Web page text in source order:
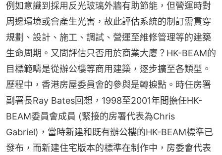
例如意識到採用反光玻璃外牆有助節能，但營運時對
周邊環境或會產生光害，故此評估系統的制訂需貫穿
規劃、設計、施工、調試、營運至維修管理等的建築
生命周期。又問評估只否用於商業大廈？HK-BEAM的
目標範疇是從辦公樓等商用建築，逐步擴至各類型。
歷程中，香港房屋委員會的參與是轉捩點。時任房署
副署長Ray Bates回想，1998至2001年間擔任HK-
BEAM委員會成員 (緊接的房署代表為Chris
Gabriel)，當時新建和既有辦公樓的HK-BEAM標準已
發布，而新建住宅版本的標準在制作中，房委會代表